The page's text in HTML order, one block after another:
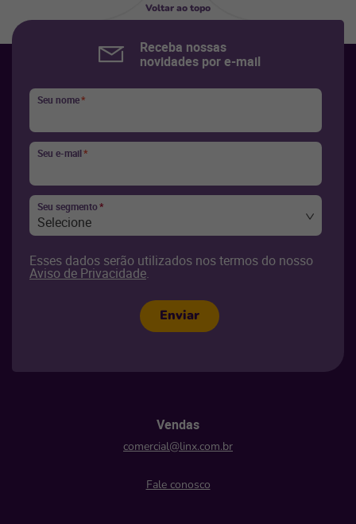
Voltar ao topo
Receba nossas
novidades por e-mail
Seu nome*
Seu e-mail*
Seu segmento*
Selecione
Esses dados serão utilizados nos termos do nosso
Aviso de Privacidade.
Enviar
Vendas
comercial@linx.com.br
Fale conosco